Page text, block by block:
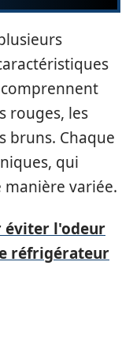
rouges, les
bruns. Chaque
qui
variée.
éviter l'odeur
réfrigérateur